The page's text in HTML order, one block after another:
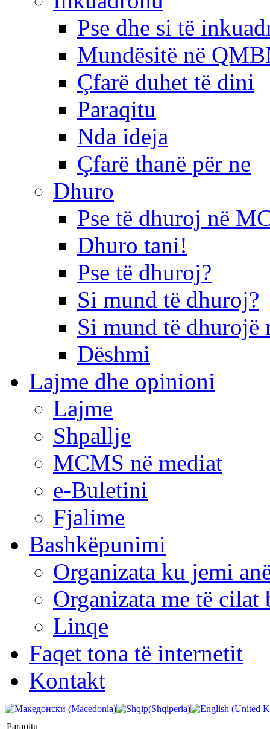
Pse dhe si të
Mundësitë në
Çfarë duhet të dini
Paraqitu
Nda ideja
Çfarë thanë për ne
Dhuro
Pse të dhuroj në
Dhuro tani!
Pse të dhuroj?
Si mund të dhuroj?
Si mund të dhurojë
Dëshmi
Lajme dhe opinioni
Lajme
Shpallje
MCMS në mediat
e-Buletini
Fjalime
Bashkëpunimi
Organizata ku jemi
Organizata me të cilat
Linqe
Faqet tona të internetit
Kontakt
Paraqitu